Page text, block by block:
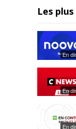
Les
En
En
En